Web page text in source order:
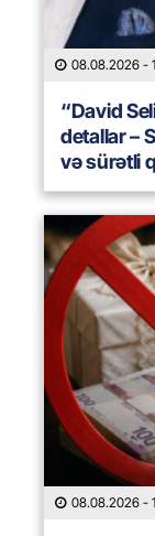
08.08.2026 -
“David
detallar –
və sürətli
08.08.2026 -